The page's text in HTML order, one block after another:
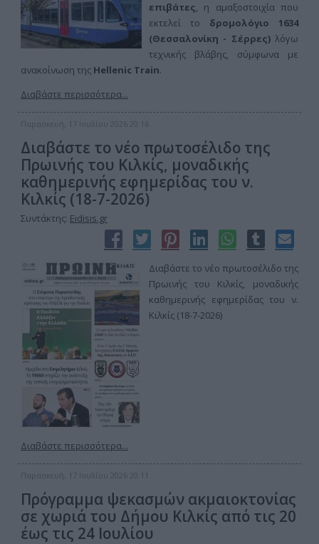
επιβάτες, η αμαξοστοιχία που
εκτελεί το δρομολόγιο 1634
(Θεσσαλονίκη - Σέρρες)λόγω
τεχνικής βλάβης, σύμφωνα με
ανακοίνωση της Hellenic Train.
Διαβάστε περισσότερα...
Παρασκευή, 17 Ιουλίου 2026 20:16
Διαβάστε το νέο πρωτοσέλιδο της
Πρωινής του Κιλκίς, μοναδικής
καθημερινής εφημερίδας του ν.
Κιλκίς (18-7-2026)
Συντάκτης: Eidisis.gr
Διαβάστε το νέο πρωτοσέλιδο της
Πρωινής του Κιλκίς, μοναδικής
καθημερινής εφημερίδας του ν.
Κιλκίς (18-7-2026)
Διαβάστε περισσότερα...
Παρασκευή, 17 Ιουλίου 2026 20:11
Πρόγραμμα ψεκασμών ακμαιοκτονίας
σε χωριά του Δήμου Κιλκίς από τις 20
έως τις 24 Ιουλίου